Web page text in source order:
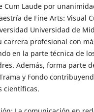
Cum Laude por
de Fine Arts: Visual
Universidad de
carrera profesional con
en la parte técnica de
Además, forma parte
y Fondo
científicas.